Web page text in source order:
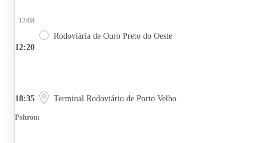
12:20
12/08
Rodoviária de Ouro Preto do Oeste
18:35 Terminal Rodoviário de Porto Velho
Poltrona